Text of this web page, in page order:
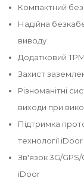
Компактний
Надійна
виводу
Додатковий
Захист
Різноманітні
виходи при
Підтримка
технології iDoor
Зв'язок 3G/GPS/
iDoor